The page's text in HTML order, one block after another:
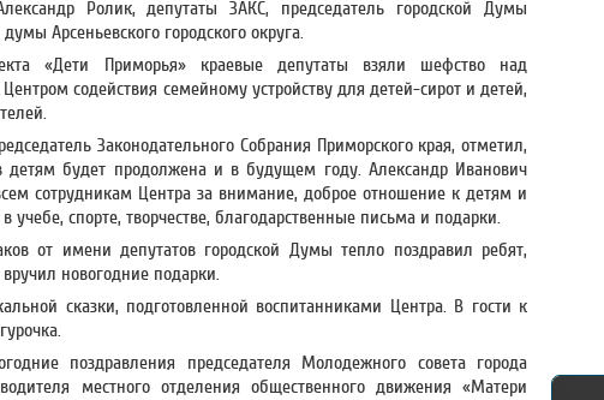
Ролик, депутаты ЗАКС, председатель городской Думы
Арсеньевского городского округа.
«Дети Приморья» краевые депутаты взяли шефство над
содействия семейному устройству для детей-сирот и детей,
Законодательного Собрания Приморского края, отметил,
детям будет продолжена и в будущем году. Александр Иванович
сотрудникам Центра за внимание, доброе отношение к детям и
спорте, творчестве, благодарственные письма и подарки.
от имени депутатов городской Думы тепло поздравил ребят,
новогодние подарки.
сказки, подготовленной воспитанниками Центра. В гости к
поздравления председателя Молодежного совета города
местного отделения общественного движения «Матери